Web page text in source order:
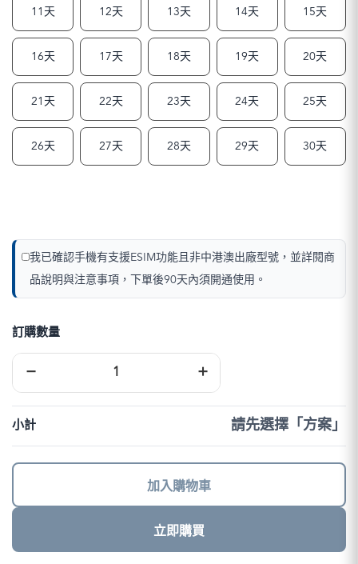
11天 12天 13天 14天 15天
16天 17天 18天 19天 20天
21天 22天 23天 24天 25天
26天 27天 28天 29天 30天
我已確認手機有支援ESIM功能且非中港澳出廠型號，並詳閱商
品說明與注意事項，下單後90天內須開通使用。
訂購數量
−
西
亞
數
+
小計 請先選擇「方案」
加入購物車
立即購買